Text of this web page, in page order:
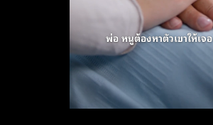
พ่อ หนูต้องหาตัวเขาให้เจอ